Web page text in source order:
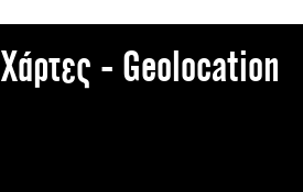
Χάρτες - Geolocation